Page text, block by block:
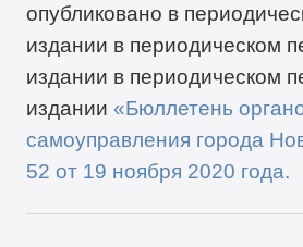
опубликовано в
издании в периодическом
издании в периодическом
издании «Бюллетень
самоуправления города
52 от 19 ноября 2020 года.